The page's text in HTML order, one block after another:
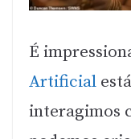
É
Artificial
interagimos